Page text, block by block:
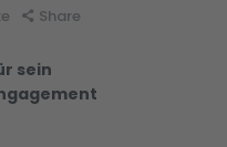
Share
sein